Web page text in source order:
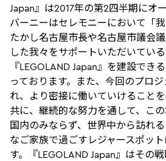
Japan』は2017年の第2四半期にオ
バーニーはセレモニーにおいて「
たかし名古屋市長や名古屋市議会
した我々をサポートいただいてい
『LEGOLAND Japan』を建設でき
っております。また、今回のプロ
れ、より密接に働いていけること
共に、継続的な努力を通して、こ
国内のみならず、世界中から訪れ
なご家族で過ごすレジャースポッ
す。『LEGOLAND Japan』はその